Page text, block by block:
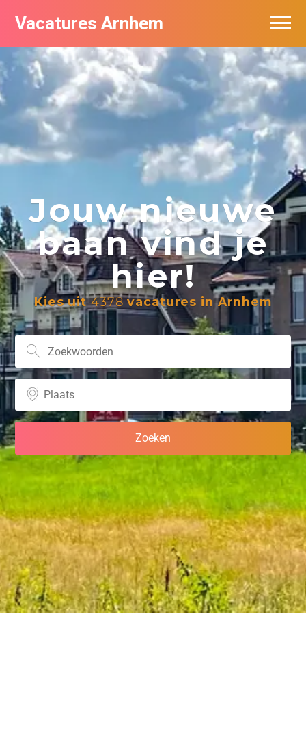
Vacatures Arnhem
Jouw nieuwe
baan vind je
hier!
Kies uit4378vacatures in Arnhem
Vacatures per bedrijf in Arnhem
Nieuwsbrief feed